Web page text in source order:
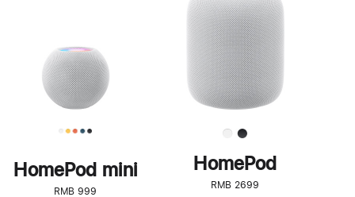
HomePod mini
RMB 999
了
解
HomePod<
HomePod
RMB 2699